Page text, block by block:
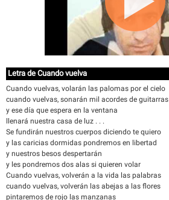
Letra de Cuando vuelva
Cuando vuelvas, volarán las palomas por el cielo
cuando vuelvas, sonarán mil acordes de guitarras
y ese día que espera en la ventana
llenará nuestra casa de luz . . .
Se fundirán nuestros cuerpos diciendo te quiero
y las caricias dormidas pondremos en libertad
y nuestros besos despertarán
y les pondremos dos alas si quieren volar
Cuando vuelvas, volverán a la vida las palabras
cuando vuelvas, volverán las abejas a las flores
pintaremos de rojo las manzanas